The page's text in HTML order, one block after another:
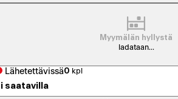
Myymälän hyllystä
ladataan...
Lähetettävissä0 kpl
saatavilla